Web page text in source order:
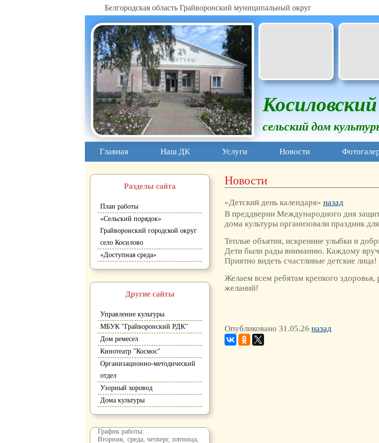
Белгородская область Грайворонский муниципальный округ
Косиловский
сельский дом
Главная Наш ДК Услуги Новости
Разделы сайта
План работы
«Сельский порядок»
Грайворонский городской округ
село Косилово
«Доступная среда»
Другие сайты
Управление культуры
МБУК "Грайворонский РДК"
Дом ремесел
Кинотеатр "Космос"
Организационно-методический
отдел
Узорный хоровод
Дома культуры
График работы:
Вторник, среда, четверг, пятница,
Новости
«Детский день календаря» назад
В преддверии Международного дня
дома культуры организовали праздник
Теплые объятия, искренние улыбки и
Дети были рады вниманию. Каждому
Приятно видеть счастливые детские лица!
Желаем всем ребятам крепкого
желаний!
Опубликовано 31.05.26 назад